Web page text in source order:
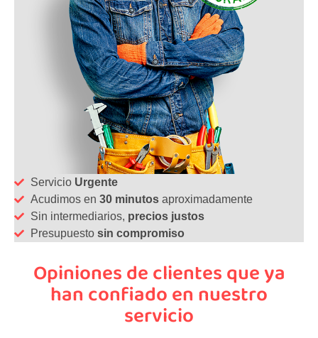
Servicio Urgente
Acudimos en 30 minutosaproximadamente
Sin intermediarios, precios justos
Presupuesto sin compromiso
Opiniones de clientes que ya
han confiado en nuestro
servicio